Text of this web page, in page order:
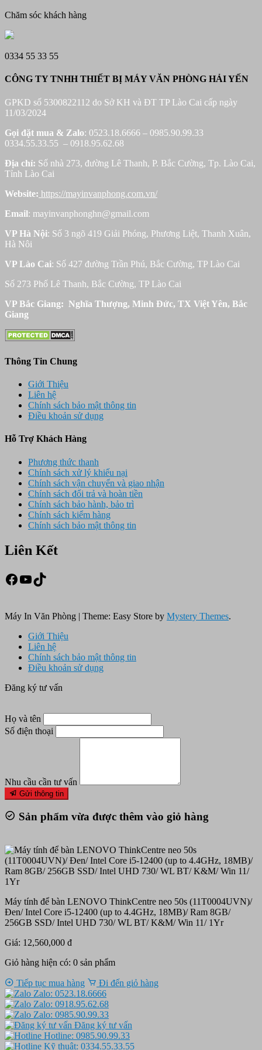
Chăm sóc khách hàng
0334 55 33 55
CÔNG TY TNHH THIẾT BỊ MÁY VĂN PHÒNG HẢI YẾN
GPKD số 5300822112 do Sở KH và ĐT TP Lào Cai cấp ngày
11/03/2024
Gọi đặt mua & Zalo: 0523.18.6666 – 0985.90.99.33
0334.55.33.55 – 0918.95.62.68
Địa chỉ: Số nhà 273, đường Lê Thanh, P. Bắc Cường, Tp. Lào Cai,
Tỉnh Lào Cai
Website: https://mayinvanphong.com.vn/
Email: mayinvanphonghn@gmail.com
VP Hà Nội: Số 3 ngõ 419 Giải Phóng, Phương Liệt, Thanh Xuân,
Hà Nôi
VP Lào Cai: Số 427 đường Trần Phú, Bắc Cường, TP Lào Cai
Số 273 Phố Lê Thanh, Bắc Cường, TP Lào Cai
VP Bắc Giang: Nghĩa Thượng, Minh Đức, TX Việt Yên, Bắc
Giang
Thông Tin Chung
Giới Thiệu
Liên hệ
Chính sách bảo mật thông tin
Điều khoản sử dụng
Hỗ Trợ Khách Hàng
Phương thức thanh
Chính sách xử lý khiếu nại
Chính sách vận chuyển và giao nhận
Chính sách đổi trả và hoàn tiền
Chính sách bảo hành, bảo trì
Chính sách kiểm hàng
Chính sách bảo mật thông tin
Liên Kết
Facebook
Youtube
TikTok
Máy In Văn Phòng | Theme: Easy Store by Mystery Themes.
Giới Thiệu
Liên hệ
Chính sách bảo mật thông tin
Điều khoản sử dụng
Đăng ký tư vấn
Họ và tên
Số điện thoại
Nhu cầu cần tư vấn
Gửi thông tin
Sản phẩm vừa được thêm vào giỏ hàng
Máy tính để bàn LENOVO ThinkCentre neo 50s (11T0004UVN)/
Đen/ Intel Core i5-12400 (up to 4.4GHz, 18MB)/ Ram 8GB/
256GB SSD/ Intel UHD 730/ WL BT/ K&M/ Win 11/ 1Yr
Giá: 12,560,000 đ
Giỏ hàng hiện có: 0 sản phẩm
Tiếp tục mua hàng
Đi đến giỏ hàng
Zalo: 0523.18.6666
Zalo: 0918.95.62.68
Zalo: 0985.90.99.33
Đăng ký tư vấn
Hotline: 0985.90.99.33
Kỹ thuật: 0334.55.33.55